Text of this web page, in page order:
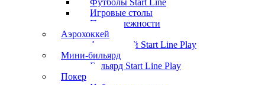
Игровые столы
Принадлежности
Аэрохоккей
Аэрохоккей Start Line Play
Мини-бильярд
Бильярд Start Line Play
Покер